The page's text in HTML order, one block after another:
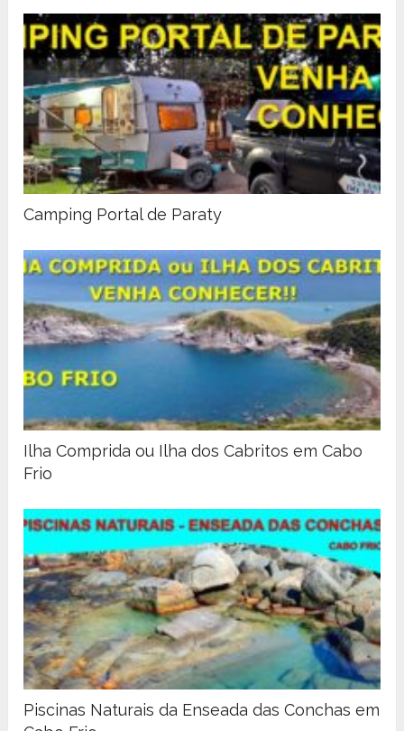
Camping Portal de Paraty
Ilha Comprida ou Ilha dos Cabritos em Cabo
Frio
Piscinas Naturais da Enseada das Conchas em